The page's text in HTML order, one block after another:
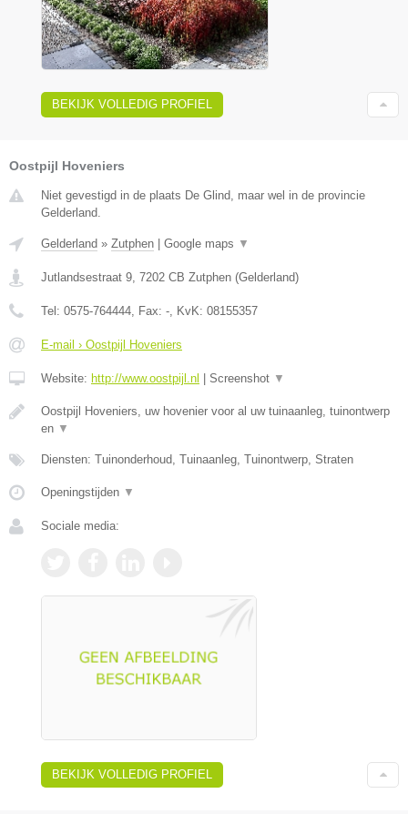
BEKIJK VOLLEDIG PROFIEL
Oostpijl Hoveniers
Niet gevestigd in de plaats De Glind, maar wel in de provincie
Gelderland.
Gelderland » Zutphen Google maps ▼
Jutlandsestraat 9, 7202 CB Zutphen (Gelderland)
Tel: 0575-764444, Fax: -, KvK: 08155357
E-mail › Oostpijl Hoveniers
Website: http://www.oostpijl.nl Screenshot ▼
Oostpijl Hoveniers, uw hovenier voor al uw tuinaanleg, tuinontwerp
en ▼
Diensten: Tuinonderhoud, Tuinaanleg, Tuinontwerp, Straten
Openingstijden ▼
Sociale media:
BEKIJK VOLLEDIG PROFIEL